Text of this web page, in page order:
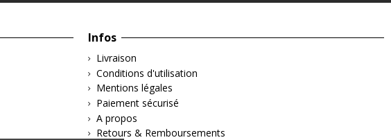
Infos
Livraison
Conditions d'utilisation
Mentions légales
Paiement sécurisé
A propos
Retours & Remboursements